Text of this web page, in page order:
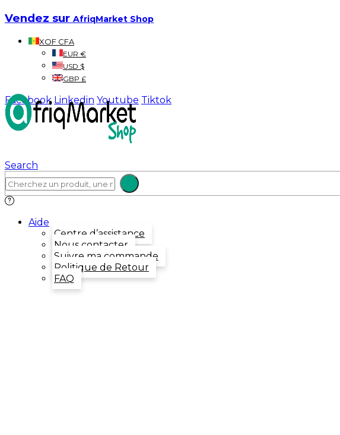
Vendez sur AfriqMarket Shop
XOF CFA
EUR €
USD $
GBP £
Facebook Linkedin Youtube Tiktok
Search
Aide
Centre d’assistance
Nous contacter
Suivre ma commande
Politique de Retour
FAQ